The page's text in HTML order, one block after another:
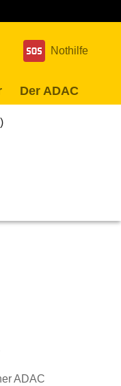
Nothilfe
Der ADAC
ADAC